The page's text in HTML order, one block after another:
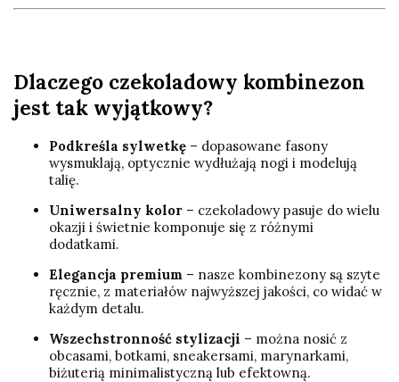
Dlaczego czekoladowy kombinezon
jest tak wyjątkowy?
Podkreśla sylwetkę – dopasowane fasony
wysmuklają, optycznie wydłużają nogi i modelują
talię.
Uniwersalny kolor – czekoladowy pasuje do wielu
okazji i świetnie komponuje się z różnymi
dodatkami.
Elegancja premium – nasze kombinezony są szyte
ręcznie, z materiałów najwyższej jakości, co widać w
każdym detalu.
Wszechstronność stylizacji – można nosić z
obcasami, botkami, sneakersami, marynarkami,
biżuterią minimalistyczną lub efektowną.